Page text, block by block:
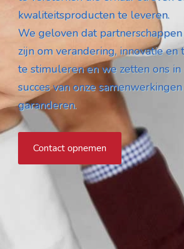
kwaliteitsproducten te leveren.
We geloven dat
zijn om verandering, innovatie en
te stimuleren en we zetten ons
succes van onze
garanderen.
Contact opnemen